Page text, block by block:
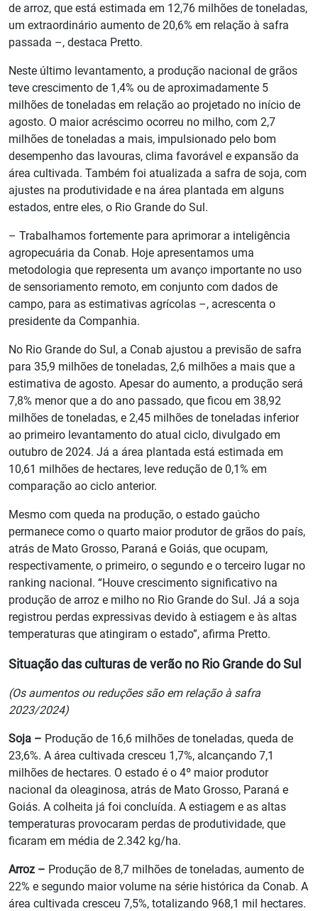
de arroz, que está estimada em 12,76 milhões de toneladas,
um extraordinário aumento de 20,6% em relação à safra
passada –, destaca Pretto.
Neste último levantamento, a produção nacional de grãos
teve crescimento de 1,4% ou de aproximadamente 5
milhões de toneladas em relação ao projetado no início de
agosto. O maior acréscimo ocorreu no milho, com 2,7
milhões de toneladas a mais, impulsionado pelo bom
desempenho das lavouras, clima favorável e expansão da
área cultivada. Também foi atualizada a safra de soja, com
ajustes na produtividade e na área plantada em alguns
estados, entre eles, o Rio Grande do Sul.
– Trabalhamos fortemente para aprimorar a inteligência
agropecuária da Conab. Hoje apresentamos uma
metodologia que representa um avanço importante no uso
de sensoriamento remoto, em conjunto com dados de
campo, para as estimativas agrícolas –, acrescenta o
presidente da Companhia.
No Rio Grande do Sul, a Conab ajustou a previsão de safra
para 35,9 milhões de toneladas, 2,6 milhões a mais que a
estimativa de agosto. Apesar do aumento, a produção será
7,8% menor que a do ano passado, que ficou em 38,92
milhões de toneladas, e 2,45 milhões de toneladas inferior
ao primeiro levantamento do atual ciclo, divulgado em
outubro de 2024. Já a área plantada está estimada em
10,61 milhões de hectares, leve redução de 0,1% em
comparação ao ciclo anterior.
Mesmo com queda na produção, o estado gaúcho
permanece como o quarto maior produtor de grãos do país,
atrás de Mato Grosso, Paraná e Goiás, que ocupam,
respectivamente, o primeiro, o segundo e o terceiro lugar no
ranking nacional. “Houve crescimento significativo na
produção de arroz e milho no Rio Grande do Sul. Já a soja
registrou perdas expressivas devido à estiagem e às altas
temperaturas que atingiram o estado”, afirma Pretto.
Situação das culturas de verão no Rio Grande do Sul
(Os aumentos ou reduções são em relação à safra
2023/2024)
Soja – Produção de 16,6 milhões de toneladas, queda de
23,6%. A área cultivada cresceu 1,7%, alcançando 7,1
milhões de hectares. O estado é o 4º maior produtor
nacional da oleaginosa, atrás de Mato Grosso, Paraná e
Goiás. A colheita já foi concluída. A estiagem e as altas
temperaturas provocaram perdas de produtividade, que
ficaram em média de 2.342 kg/ha.
Arroz – Produção de 8,7 milhões de toneladas, aumento de
22% e segundo maior volume na série histórica da Conab. A
área cultivada cresceu 7,5%, totalizando 968,1 mil hectares.